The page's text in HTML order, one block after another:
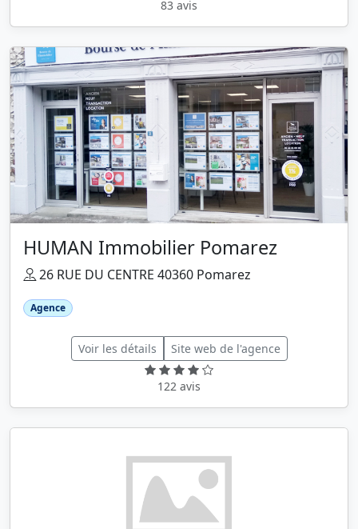
83 avis
HUMAN Immobilier Pomarez
26 RUE DU CENTRE 40360 Pomarez
Agence
Voir les détails Site web de l'agence
122 avis